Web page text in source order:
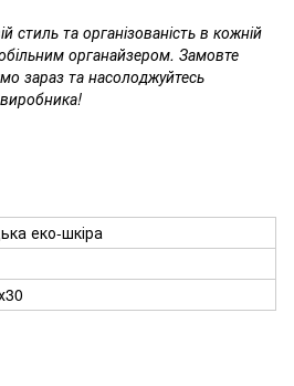
стиль та організованість в кожній
органайзером. Замовте
зараз та насолоджуйтесь
еко-шкіра